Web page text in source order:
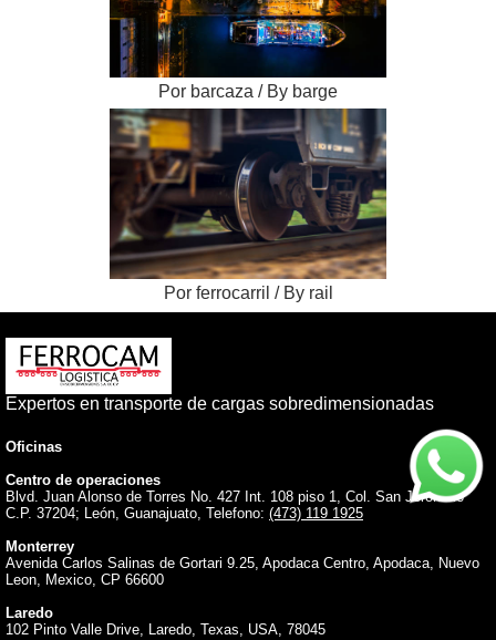
Por barcaza / By barge
Por ferrocarril / By rail
Expertos en transporte de cargas sobredimensionadas
Oficinas
Centro de operaciones
Blvd. Juan Alonso de Torres No. 427 Int. 108 piso 1, Col. San Jerónimo
C.P. 37204; León, Guanajuato, Telefono: (473) 119 1925
Monterrey
Avenida Carlos Salinas de Gortari 9.25, Apodaca Centro, Apodaca, Nuevo
Leon, Mexico, CP 66600
Laredo
102 Pinto Valle Drive, Laredo, Texas, USA, 78045